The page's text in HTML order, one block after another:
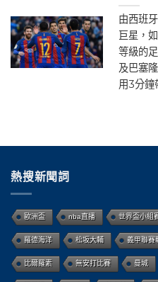
由西班
巨星，
等級的
及巴塞
用3分鐘
熱搜新聞詞
歐洲盃 nba直播 世界盃小組
羅德海洋 松坂大輔 義甲聯賽
比爾羅素 無安打比賽 曼城